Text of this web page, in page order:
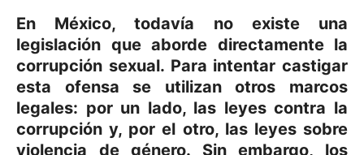
En México, todavía no existe una
legislación que aborde directamente la
corrupción sexual. Para intentar castigar
esta ofensa se utilizan otros marcos
legales: por un lado, las leyes contra la
corrupción y, por el otro, las leyes sobre
violencia de género. Sin embargo, los